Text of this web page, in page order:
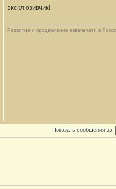
о
щ
е
эксклюзивчик!
Развитие и продвижение аквапечати в
Показать сообщения за: